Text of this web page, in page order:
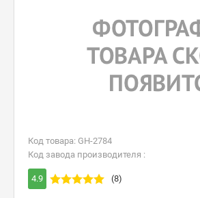
Код товара: GH-2784
Код завода производителя :
4.9 (8)